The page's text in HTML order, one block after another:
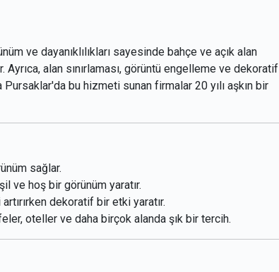
ve dayanıklılıkları sayesinde bahçe ve açık alan
alan sınırlaması, görüntü engelleme ve dekoratif
bu hizmeti sunan firmalar 20 yılı aşkın bir
sağlar.
ve hoş bir görünüm yaratır.
dekoratif bir etki yaratır.
oteller ve daha birçok alanda şık bir tercih.